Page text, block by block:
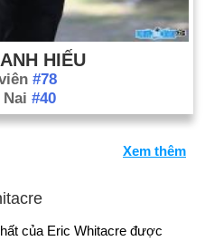
HIẾU
#78
#40
Xem thêm
của Eric Whitacre được